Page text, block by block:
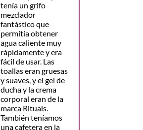
tenía un grifo
mezclador
fantástico que
permitía obtener
agua caliente muy
rápidamente y era
fácil de usar. Las
toallas eran gruesas
y suaves, y el gel de
ducha y la crema
corporal eran de la
marca Rituals.
También teníamos
una cafetera en la